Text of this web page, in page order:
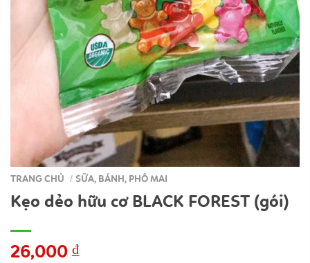
TRANG CHỦ / SỮA, BÁNH, PHÔ MAI
Kẹo dẻo hữu cơ BLACK FOREST (gói)
26,000 ₫